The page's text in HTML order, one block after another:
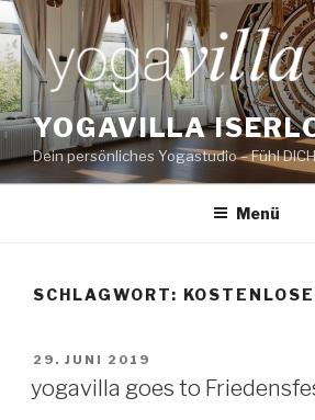
Zum
Inhalt
springen
YOGAVILLA
Dein persönliches Yogastudio – Fühl
Menü
SCHLAGWORT:
VERÖFFENTLICHT
29. JUNI 2019
yogavilla goes to